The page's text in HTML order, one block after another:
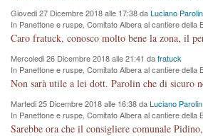
Giovedi 27 Dicembre 2018 alle 17:38 daLuciano
In Panettone e ruspe, Comitato Albera al cantiere della
cronoprogramma"
Mercoledi 26 Dicembre 2018 alle 21:41 dafratuck
In Panettone e ruspe, Comitato Albera al cantiere della
cronoprogramma"
Martedi 25 Dicembre 2018 alle 16:38 daLuciano
In Panettone e ruspe, Comitato Albera al cantiere della
cronoprogramma"